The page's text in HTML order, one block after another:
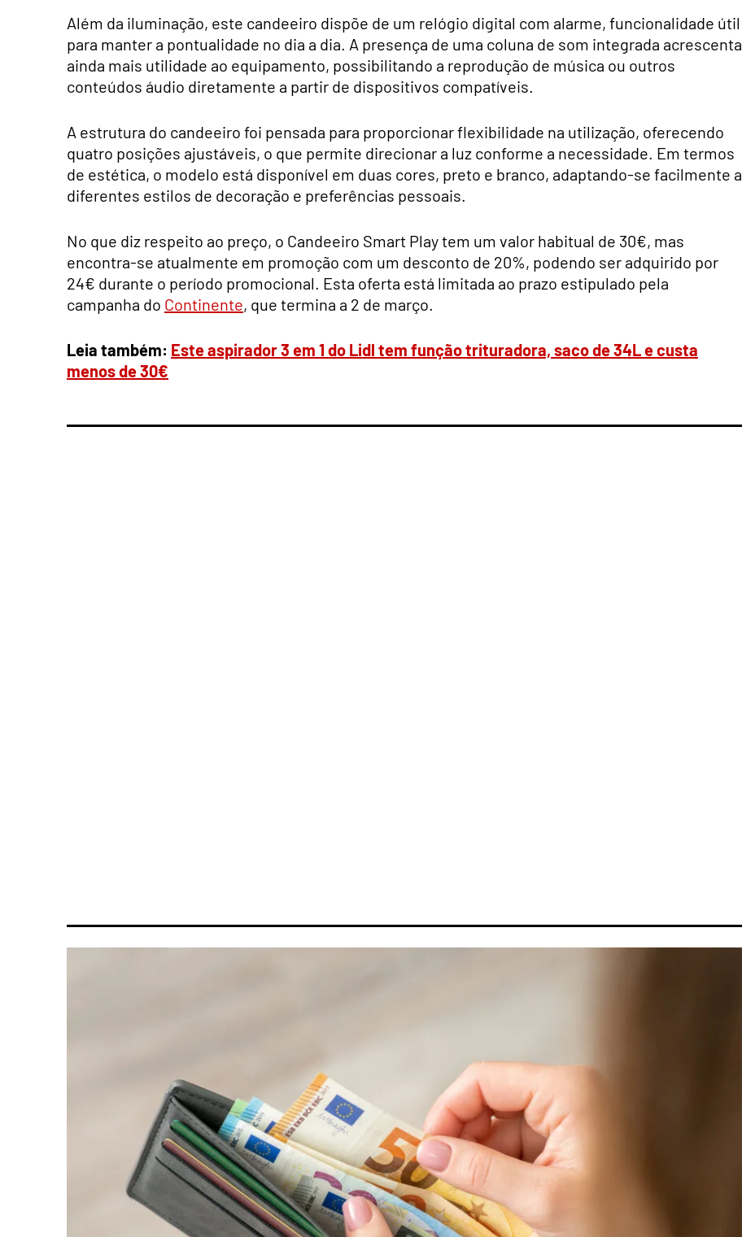
Além da iluminação, este candeeiro dispõe de um relógio digital com alarme, funcionalidade útil
para manter a pontualidade no dia a dia. A presença de uma coluna de som integrada acrescenta
ainda mais utilidade ao equipamento, possibilitando a reprodução de música ou outros
conteúdos áudio diretamente a partir de dispositivos compatíveis.
A estrutura do candeeiro foi pensada para proporcionar flexibilidade na utilização, oferecendo
quatro posições ajustáveis, o que permite direcionar a luz conforme a necessidade. Em termos
de estética, o modelo está disponível em duas cores, preto e branco, adaptando-se facilmente a
diferentes estilos de decoração e preferências pessoais.
No que diz respeito ao preço, o Candeeiro Smart Play tem um valor habitual de 30€, mas
encontra-se atualmente em promoção com um desconto de 20%, podendo ser adquirido por
24€ durante o período promocional. Esta oferta está limitada ao prazo estipulado pela
campanha do Continente, que termina a 2 de março.
Leia também: Este aspirador 3 em 1 do Lidl tem função trituradora, saco de 34L e custa
menos de 30€